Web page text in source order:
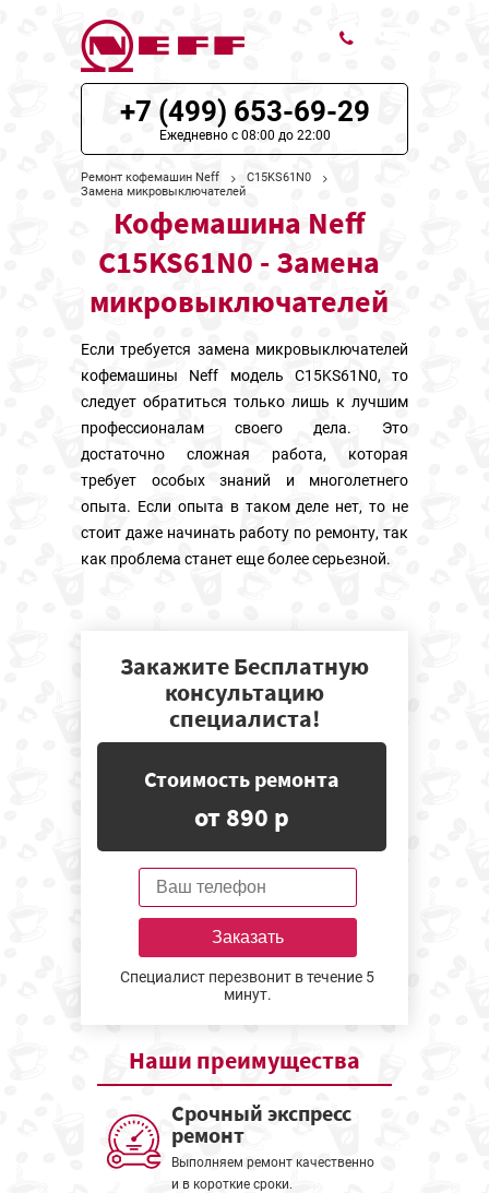
ЦЕНЫ НА РЕМОНТ
МОДЕЛИ NEFF
НАШИ КОНТАКТЫ
+7 (499) 653-69-29
Ежедневно с 08:00 до 22:00
Ремонт кофемашин Neff
C15KS61N0
Замена микровыключателей
Кофемашина Neff
C15KS61N0 - Замена
микровыключателей
Если требуется замена микровыключателей
кофемашины Neff модель C15KS61N0, то
следует обратиться только лишь к лучшим
профессионалам своего дела. Это
достаточно сложная работа, которая
требует особых знаний и многолетнего
опыта. Если опыта в таком деле нет, то не
стоит даже начинать работу по ремонту, так
как проблема станет еще более серьезной.
Закажите Бесплатную
консультацию
специалиста!
Стоимость ремонта
от 890 р
Заказать
Специалист перезвонит в течение 5
минут.
Наши преимущества
Срочный экспресс
ремонт
Выполняем ремонт качественно
и в короткие сроки.